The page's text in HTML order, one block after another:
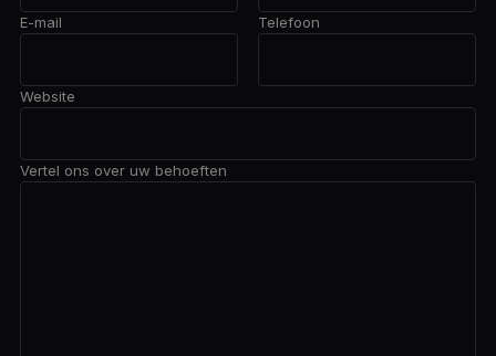
E-mail Telefoon
Website
Vertel ons over uw behoeften